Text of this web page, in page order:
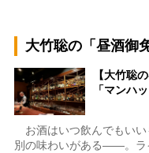
大竹聡の「昼酒御
【大竹聡
「マンハ
お酒はいつ飲んでもいい
別の味わいがある――。ラ